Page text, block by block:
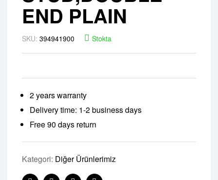
END PLAIN
SKU: 394941900 Stokta
2 years warranty
Delivery time: 1-2 business days
Free 90 days return
Kategori: Diğer Ürünlerimiz